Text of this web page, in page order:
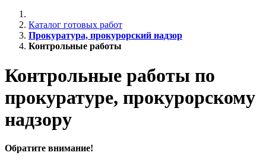
Каталог готовых работ
Прокуратура, прокурорский надзор
Контрольные работы
Контрольные работы по
прокуратуре, прокурорскому
надзору
Обратите внимание!